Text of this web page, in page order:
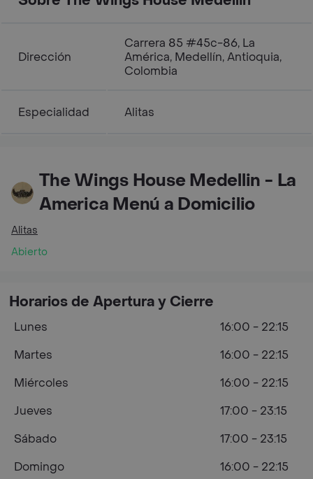
Dirección
Carrera 85 #45c-86, La
América, Medellín, Antioquia,
Colombia
Especialidad Alitas
The Wings House Medellin - La
America Menú a Domicilio
Alitas
Abierto
Horarios de Apertura y Cierre
Lunes
16:00 - 22:15
Martes
16:00 - 22:15
Miércoles
16:00 - 22:15
Jueves
17:00 - 23:15
Sábado
17:00 - 23:15
Domingo
16:00 - 22:15